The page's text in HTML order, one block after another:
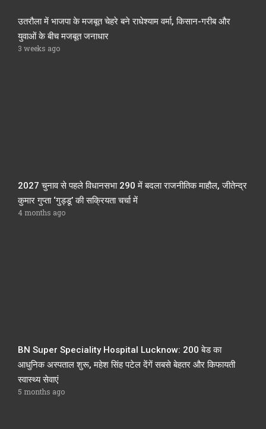
उतरौला में भाजपा के मजबूत चेहरे बने राधेश्याम वर्मा, किसान-गरीब और
युवाओं के बीच मजबूत जनाधार
3 weeks ago
2027 चुनाव से पहले विधानसभा 290 में बदला राजनीतिक माहौल, जीतेन्द्र
कुमार गुप्ता ‘गुड्डू’ की सक्रियता चर्चा में
4 months ago
BN Super Speciality Hospital Lucknow: 200 बेड का
आधुनिक अस्पताल शुरू, महेश सिंह पटेल देंगें सबसे बेहतर और किफायती
स्वास्थ्य सेवाएं
5 months ago